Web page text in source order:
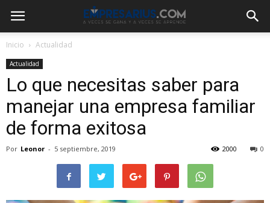
Inicio Actualidad
Actualidad
Lo que necesitas saber para
manejar una empresa familiar
de forma exitosa
Por Leonor - 5 septiembre, 2019 0
2000